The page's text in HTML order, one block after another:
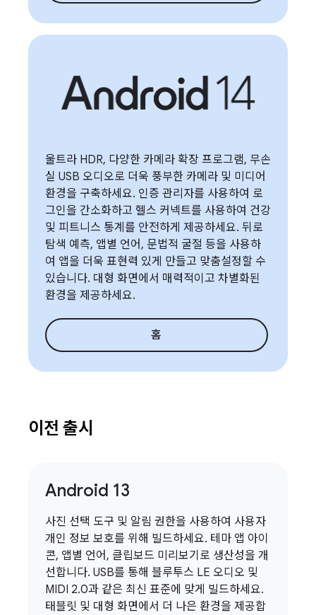
울트라 HDR, 다양한 카메라 확장 프로그램, 무손
실 USB 오디오로 더욱 풍부한 카메라 및 미디어
환경을 구축하세요. 인증 관리자를 사용하여 로
그인을 간소화하고 헬스 커넥트를 사용하여 건강
및 피트니스 통계를 안전하게 제공하세요. 뒤로
탐색 예측, 앱별 언어, 문법적 굴절 등을 사용하
여 앱을 더욱 표현력 있게 만들고 맞춤설정할 수
있습니다. 대형 화면에서 매력적이고 차별화된
환경을 제공하세요.
홈
이전 출시
Android 13
사진 선택 도구 및 알림 권한을 사용하여 사용자
개인 정보 보호를 위해 빌드하세요. 테마 앱 아이
콘, 앱별 언어, 클립보드 미리보기로 생산성을 개
선합니다. USB를 통해 블루투스 LE 오디오 및
MIDI 2.0과 같은 최신 표준에 맞게 빌드하세요.
태블릿 및 대형 화면에서 더 나은 환경을 제공합